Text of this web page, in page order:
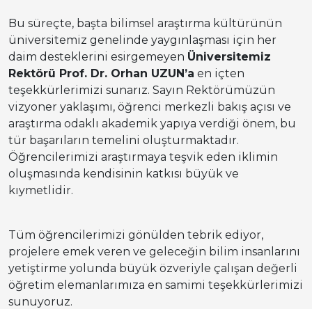
Bu süreçte, başta bilimsel araştırma kültürünün
üniversitemiz genelinde yaygınlaşması için her
daim desteklerini esirgemeyen Üniversitemiz
Rektörü Prof. Dr. Orhan UZUN’a en içten
teşekkürlerimizi sunarız. Sayın Rektörümüzün
vizyoner yaklaşımı, öğrenci merkezli bakış açısı ve
araştırma odaklı akademik yapıya verdiği önem, bu
tür başarıların temelini oluşturmaktadır.
Öğrencilerimizi araştırmaya teşvik eden iklimin
oluşmasında kendisinin katkısı büyük ve
kıymetlidir.
Tüm öğrencilerimizi gönülden tebrik ediyor,
projelere emek veren ve geleceğin bilim insanlarını
yetiştirme yolunda büyük özveriyle çalışan değerli
öğretim elemanlarımıza en samimi teşekkürlerimizi
sunuyoruz.